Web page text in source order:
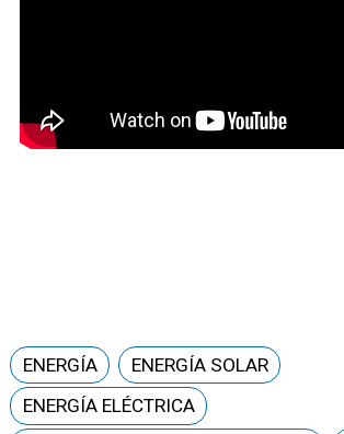
ENERGÍA
ENERGÍA SOLAR
ENERGÍA ELÉCTRICA